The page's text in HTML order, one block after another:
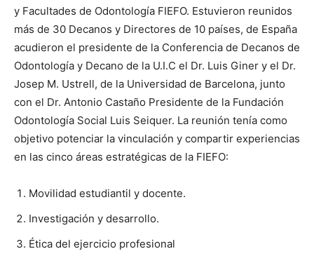
y Facultades de Odontología FIEFO. Estuvieron reunidos
más de 30 Decanos y Directores de 10 países, de España
acudieron el presidente de la Conferencia de Decanos de
Odontología y Decano de la U.I.C el Dr. Luis Giner y el Dr.
Josep M. Ustrell, de la Universidad de Barcelona, junto
con el Dr. Antonio Castaño Presidente de la Fundación
Odontología Social Luis Seiquer. La reunión tenía como
objetivo potenciar la vinculación y compartir experiencias
en las cinco áreas estratégicas de la FIEFO:
Movilidad estudiantil y docente.
Investigación y desarrollo.
Ética del ejercicio profesional